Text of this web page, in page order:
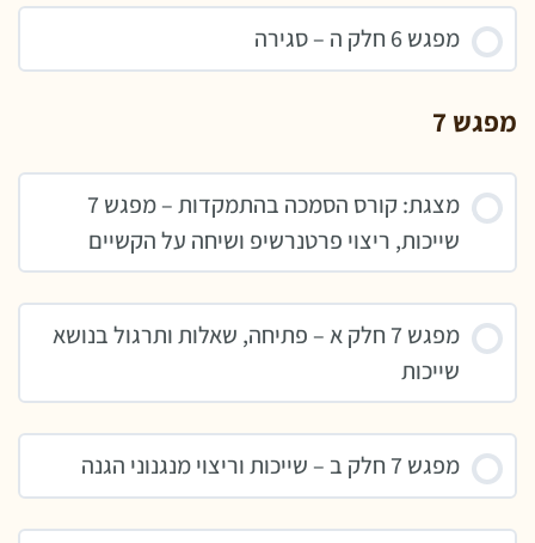
מפגש 6 חלק ה – סגירה
מפגש 7
מצגת: קורס הסמכה בהתמקדות – מפגש 7
שייכות, ריצוי פרטנרשיפ ושיחה על הקשיים
מפגש 7 חלק א – פתיחה, שאלות ותרגול בנושא
שייכות
מפגש 7 חלק ב – שייכות וריצוי מנגנוני הגנה